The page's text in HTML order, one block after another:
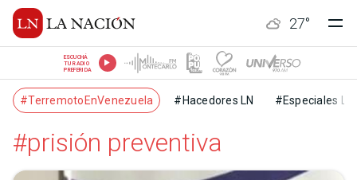
27°
ESCUCHÁ
TU RADIO
PREFERIDA
#TerremotoEnVenezuela #Hacedores LN #Especiales LN
#prisión preventiva